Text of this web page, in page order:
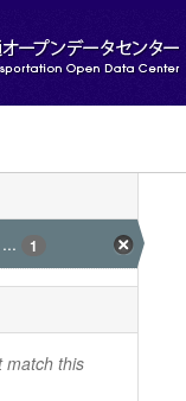
1
match this